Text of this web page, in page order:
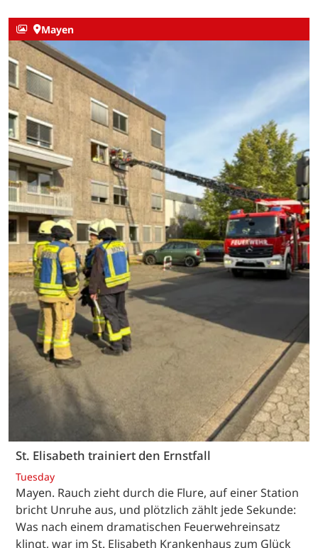
Mayen
St. Elisabeth trainiert den Ernstfall
Tuesday
Mayen. Rauch zieht durch die Flure, auf einer Station
bricht Unruhe aus, und plötzlich zählt jede Sekunde:
Was nach einem dramatischen Feuerwehreinsatz
klingt, war im St. Elisabeth Krankenhaus zum Glück